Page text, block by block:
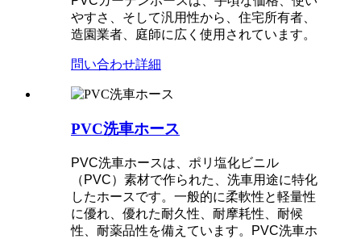
やすさ、そして汎用性から、住宅所有者、
造園業者、庭師に広く使用されています。
問い合わせ詳細
PVC洗車ホース
PVC洗車ホースは、ポリ塩化ビニル
（PVC）素材で作られた、洗車用途に特化
したホースです。一般的に柔軟性と軽量性
に優れ、優れた耐久性、耐摩耗性、耐候
性、耐薬品性を備えています。PVC洗車ホ